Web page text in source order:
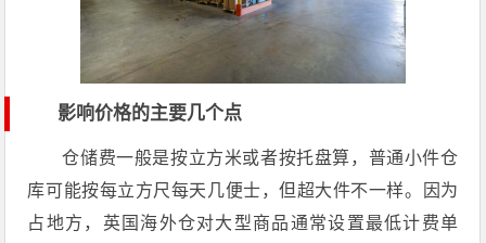
影响价格的主要几个点
仓储费一般是按立方米或者按托盘算，普通小件仓
库可能按每立方尺每天几便士，但超大件不一样。因为
占地方，英国海外仓对大型商品通常设置最低计费单